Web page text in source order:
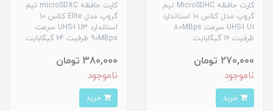
کارت حافظه MicroSDHC تیم
گروپ مدل کلاس 10 استاندارد
UHS-I U1 سرعت 80MBps
ظرفیت 16 گیگابایت
270,000 تومان
ناموجود
کارت حافظه microSDXC تیم
گروپ مدل Elite کلاس 10
استاندارد UHS-I U3 سرعت
90MBps ظرفیت 64 گیگابایت
380,000 تومان
ناموجود